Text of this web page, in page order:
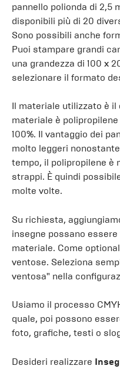
pannello polionda di 2,5
disponibili più di 20
Sono possibili anche
Puoi stampare grandi
una grandezza di 100 x
selezionare il formato
Il materiale utilizzato è
materiale è
100%. Il vantaggio dei
molto leggeri
tempo, il polipropilene è
strappi. È quindi
molte volte.
Su richiesta,
insegne possano
materiale. Come
ventose. Seleziona
ventosa" nella
Usiamo il processo
quale, poi possono
foto, grafiche, testi o
Desideri realizzare